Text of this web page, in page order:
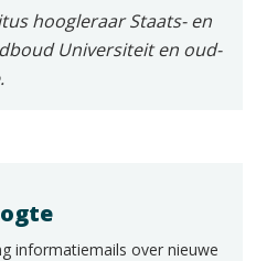
hoogleraar Staats- en
Universiteit en oud-
informatiemails over nieuwe